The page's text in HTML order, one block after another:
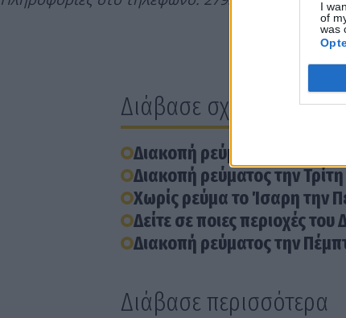
I
of
was
Διάβασε σχετικά
Διακοπή ρεύματος τη
Διακοπή ρεύματος την
Χωρίς ρεύμα το Ίσαρη την
Δείτε σε ποιες περιοχές
Διακοπή ρεύματος την
Διάβασε περισσότερα